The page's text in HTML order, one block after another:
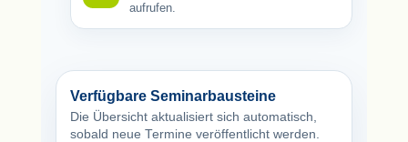
aufrufen.
Verfügbare Seminarbausteine
Die Übersicht aktualisiert sich automatisch,
sobald neue Termine veröffentlicht werden.